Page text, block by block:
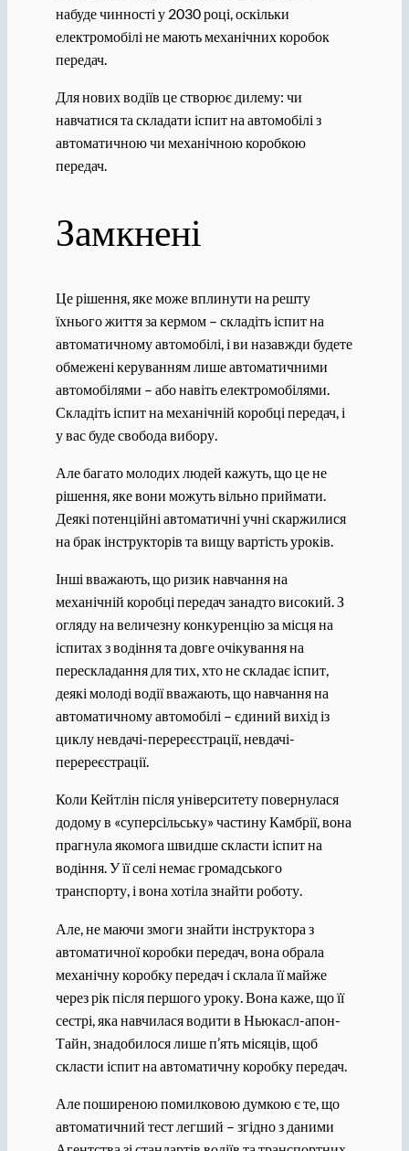
набуде чинності у 2030 році, оскільки
електромобілі не мають механічних коробок
передач.
Для нових водіїв це створює дилему: чи
навчатися та складати іспит на автомобілі з
автоматичною чи механічною коробкою
передач.
Замкнені
Це рішення, яке може вплинути на решту
їхнього життя за кермом – складіть іспит на
автоматичному автомобілі, і ви назавжди будете
обмежені керуванням лише автоматичними
автомобілями – або навіть електромобілями.
Складіть іспит на механічній коробці передач, і
у вас буде свобода вибору.
Але багато молодих людей кажуть, що це не
рішення, яке вони можуть вільно приймати.
Деякі потенційні автоматичні учні скаржилися
на брак інструкторів та вищу вартість уроків.
Інші вважають, що ризик навчання на
механічній коробці передач занадто високий. З
огляду на величезну конкуренцію за місця на
іспитах з водіння та довге очікування на
перескладання для тих, хто не складає іспит,
деякі молоді водії вважають, що навчання на
автоматичному автомобілі – єдиний вихід із
циклу невдачі-перереєстрації, невдачі-
перереєстрації.
Коли Кейтлін після університету повернулася
додому в «суперсільську» частину Камбрії, вона
прагнула якомога швидше скласти іспит на
водіння. У її селі немає громадського
транспорту, і вона хотіла знайти роботу.
Але, не маючи змоги знайти інструктора з
автоматичної коробки передач, вона обрала
механічну коробку передач і склала її майже
через рік після першого уроку. Вона каже, що її
сестрі, яка навчилася водити в Ньюкасл-апон-
Тайн, знадобилося лише п’ять місяців, щоб
скласти іспит на автоматичну коробку передач.
Але поширеною помилковою думкою є те, що
автоматичний тест легший – згідно з даними